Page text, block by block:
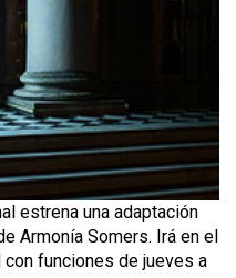
estrena una adaptación
Armonía Somers. Irá en el
funciones de jueves a